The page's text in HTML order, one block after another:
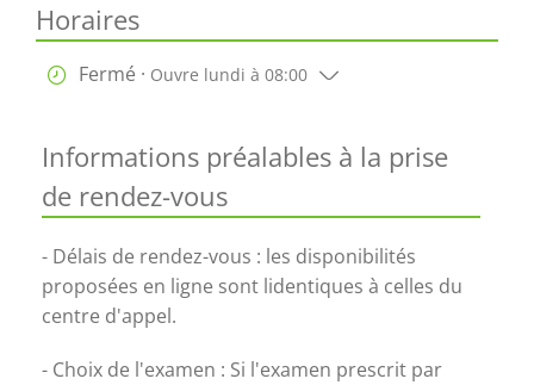
Horaires
Fermé · Ouvre lundi à 08:00
Informations préalables à la prise
de rendez-vous
- Délais de rendez-vous : les disponibilités
proposées en ligne sont lidentiques à celles du
centre d'appel.
- Choix de l'examen : Si l'examen prescrit par